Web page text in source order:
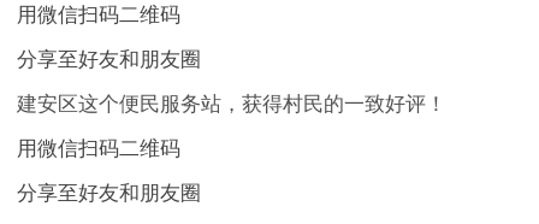
用微信扫码二维码
分享至好友和朋友圈
建安区这个便民服务站，获得村民的一致好评！
用微信扫码二维码
分享至好友和朋友圈